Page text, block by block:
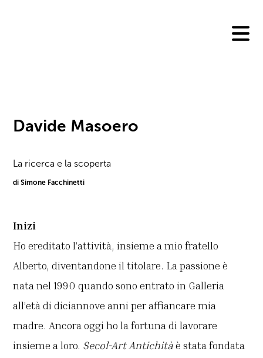
Davide Masoero
La ricerca e la scoperta
di Simone Facchinetti
Inizi
Ho ereditato l’attività, insieme a mio fratello
Alberto, diventandone il titolare. La passione è
nata nel 1990 quando sono entrato in Galleria
all’età di diciannove anni per affiancare mia
madre. Ancora oggi ho la fortuna di lavorare
insieme a loro. Secol-Art Antichitàè stata fondata